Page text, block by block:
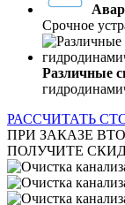
Срочное
Различные
РАССЧИТАТЬ
ПРИ ЗАКАЗЕ
ПОЛУЧИТЕ